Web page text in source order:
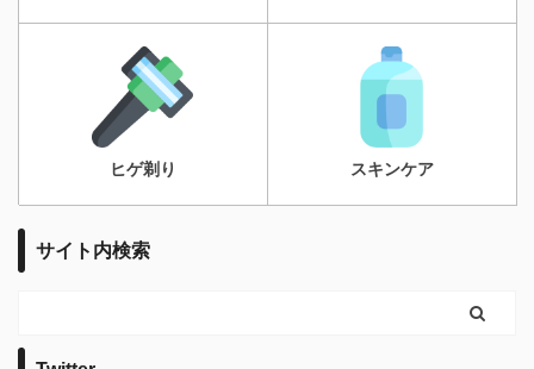
ヒゲ剃り スキンケア
サイト内検索